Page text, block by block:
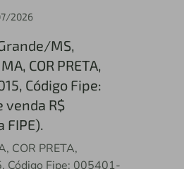
2026
MS,
COR PRETA,
Código Fipe:
venda R$
FIPE).
COR PRETA,
Código Fipe: 005401-